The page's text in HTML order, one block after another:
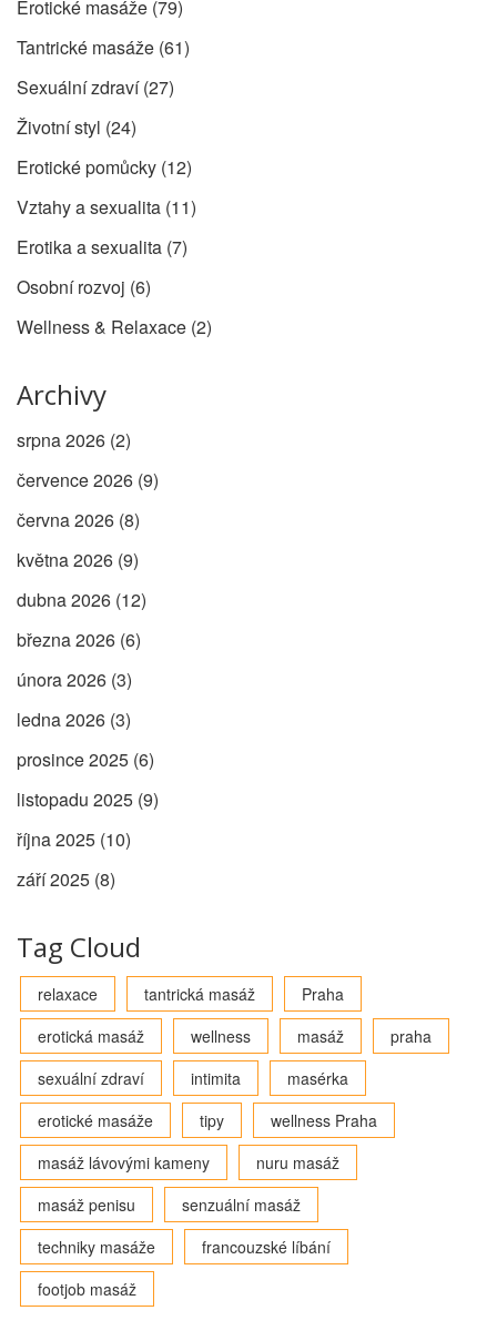
Erotické masáže (79)
Tantrické masáže (61)
Sexuální zdraví(27)
Životní styl (24)
Erotické pomůcky (12)
Vztahy a sexualita (11)
Erotika a sexualita (7)
Osobní rozvoj (6)
Wellness & Relaxace (2)
Archivy
srpna 2026 (2)
července 2026 (9)
června 2026 (8)
května 2026 (9)
dubna 2026 (12)
března 2026 (6)
února 2026 (3)
ledna 2026 (3)
prosince 2025 (6)
listopadu 2025 (9)
října 2025 (10)
září 2025 (8)
Tag Cloud
relaxace tantrická masáž
Praha
erotická masáž
wellness masáž
praha
sexuální zdraví
intimita
masérka
erotické masáže
tipy
wellness Praha
masáž lávovými kameny
nuru masáž
masáž penisu
senzuální masáž
techniky masáže
francouzské líbání
footjob masáž